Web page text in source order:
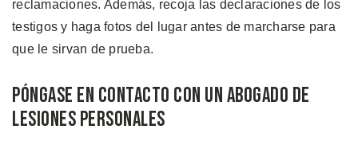
reclamaciones. Además, recoja las declaraciones de los
testigos y haga fotos del lugar antes de marcharse para
que le sirvan de prueba.
Póngase en Contacto con un Abogado de
Lesiones Personales